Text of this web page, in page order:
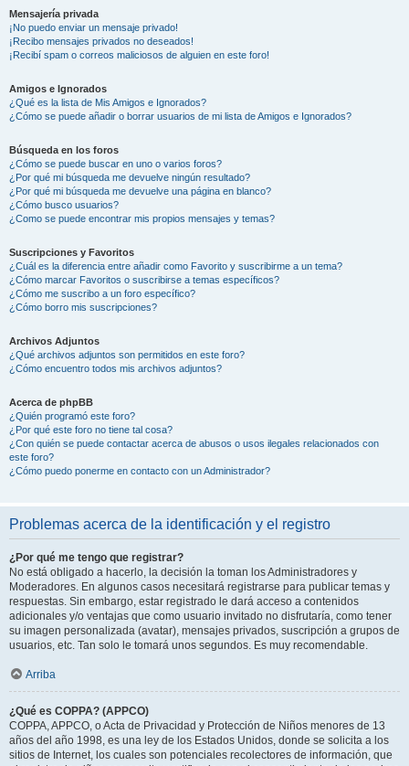
Mensajería privada
¡No puedo enviar un mensaje privado!
¡Recibo mensajes privados no deseados!
¡Recibí spam o correos maliciosos de alguien en este foro!
Amigos e Ignorados
¿Qué es la lista de Mis Amigos e Ignorados?
¿Cómo se puede añadir o borrar usuarios de mi lista de Amigos e Ignorados?
Búsqueda en los foros
¿Cómo se puede buscar en uno o varios foros?
¿Por qué mi búsqueda me devuelve ningún resultado?
¿Por qué mi búsqueda me devuelve una página en blanco?
¿Cómo busco usuarios?
¿Como se puede encontrar mis propios mensajes y temas?
Suscripciones y Favoritos
¿Cuál es la diferencia entre añadir como Favorito y suscribirme a un tema?
¿Cómo marcar Favoritos o suscribirse a temas específicos?
¿Cómo me suscribo a un foro específico?
¿Cómo borro mis suscripciones?
Archivos Adjuntos
¿Qué archivos adjuntos son permitidos en este foro?
¿Cómo encuentro todos mis archivos adjuntos?
Acerca de phpBB
¿Quién programó este foro?
¿Por qué este foro no tiene tal cosa?
¿Con quién se puede contactar acerca de abusos o usos ilegales relacionados con
este foro?
¿Cómo puedo ponerme en contacto con un Administrador?
Problemas acerca de la identificación y el registro
¿Por qué me tengo que registrar?
No está obligado a hacerlo, la decisión la toman los Administradores y
Moderadores. En algunos casos necesitará registrarse para publicar temas y
respuestas. Sin embargo, estar registrado le dará acceso a contenidos
adicionales y/o ventajas que como usuario invitado no disfrutaría, como tener
su imagen personalizada (avatar), mensajes privados, suscripción a grupos de
usuarios, etc. Tan solo le tomará unos segundos. Es muy recomendable.
Arriba
¿Qué es COPPA? (APPCO)
COPPA, APPCO, o Acta de Privacidad y Protección de Niños menores de 13
años del año 1998, es una ley de los Estados Unidos, donde se solicita a los
sitios de Internet, los cuales son potenciales recolectores de información, que